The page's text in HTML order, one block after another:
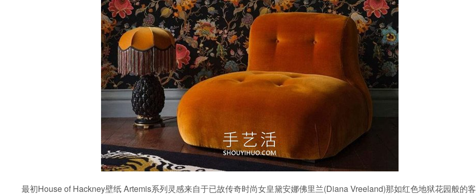
最初House of Hackney壁纸 Artemis系列灵感来自于已故传奇时尚女皇黛安娜佛里兰(Diana Vreeland)那如红色地狱花园般的客